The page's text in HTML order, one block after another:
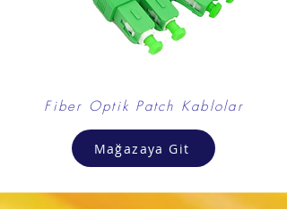
Fiber Optik Patch Kablolar
Mağazaya Git